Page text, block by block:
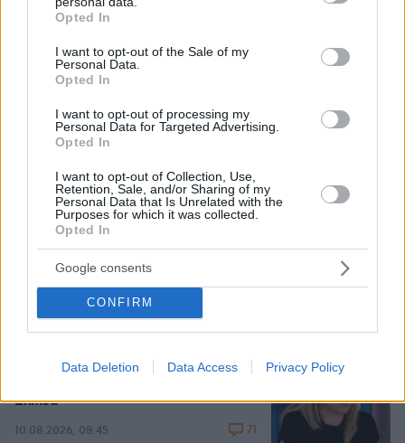
grant or deny consent to Google and its third-party tags to
use your data for below specified purposes in below Google
consent section.
Opted In
I want to opt-out of the Sale of my
Personal Data.
Opted In
I want to opt-out of processing my
Personal Data for Targeted Advertising.
Opted In
I want to opt-out of Collection, Use,
Retention, Sale, and/or Sharing of my
Personal Data that Is Unrelated with the
Purposes for which it was collected.
Opted In
Google consents
CONFIRM
Data Deletion Data Access Privacy Policy
Η 29χρονη με το χιτζάμπ που έκανε τη Zendaya να
μείνει με το στόμα ανοιχτό στο κόκκινο χαλί
Μάχη με τη φωτιά στον Κουβαρά
Αττικής: Εκκενώθηκε ο Άγιος
Στυλιανός, στις φλόγες εργοστάσιο,
κάηκαν κτηνοτροφικές μονάδες
πριν 43 λεπτά
συνέπειες για όσους δεν εξηγήσουν
Ελπίδα
10.08.2026, 08:45 71